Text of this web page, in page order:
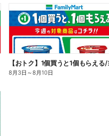
8月3日 ～8月10日